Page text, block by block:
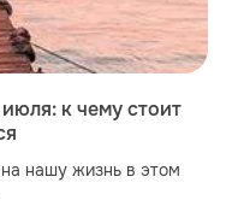
к чему стоит
нашу жизнь в этом